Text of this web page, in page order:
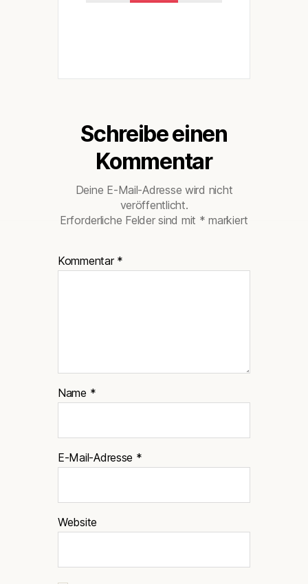
Schreibe einen
Kommentar
Deine E-Mail-Adresse wird nicht
veröffentlicht.
Erforderliche Felder sind mit * markiert
Kommentar *
Name *
E-Mail-Adresse *
Website